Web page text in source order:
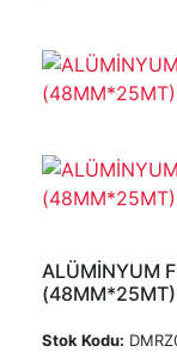
ALÜMİNYUM
(48MM*25MT)
Stok Kodu: